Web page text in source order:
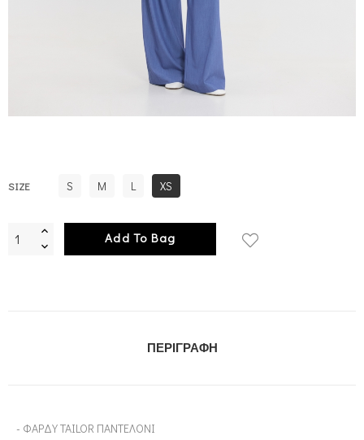
SIZE S M L XS
Add To Bag
ΠΕΡΙΓΡΑΦΉ
- ΦΑΡΔΥ TAILOR ΠΑΝΤΕΛΟΝΙ